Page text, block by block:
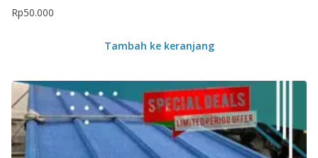
Rp50.000
Tambah ke keranjang